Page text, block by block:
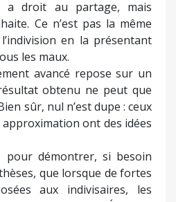
a droit au partage, mais
Ce n’est pas la même
en la présentant
les maux.
avancé repose sur un
obtenu ne peut que
sûr, nul n’est dupe : ceux
ont des idées
pour démontrer, si besoin
que lorsque de fortes
aux indivisaires, les